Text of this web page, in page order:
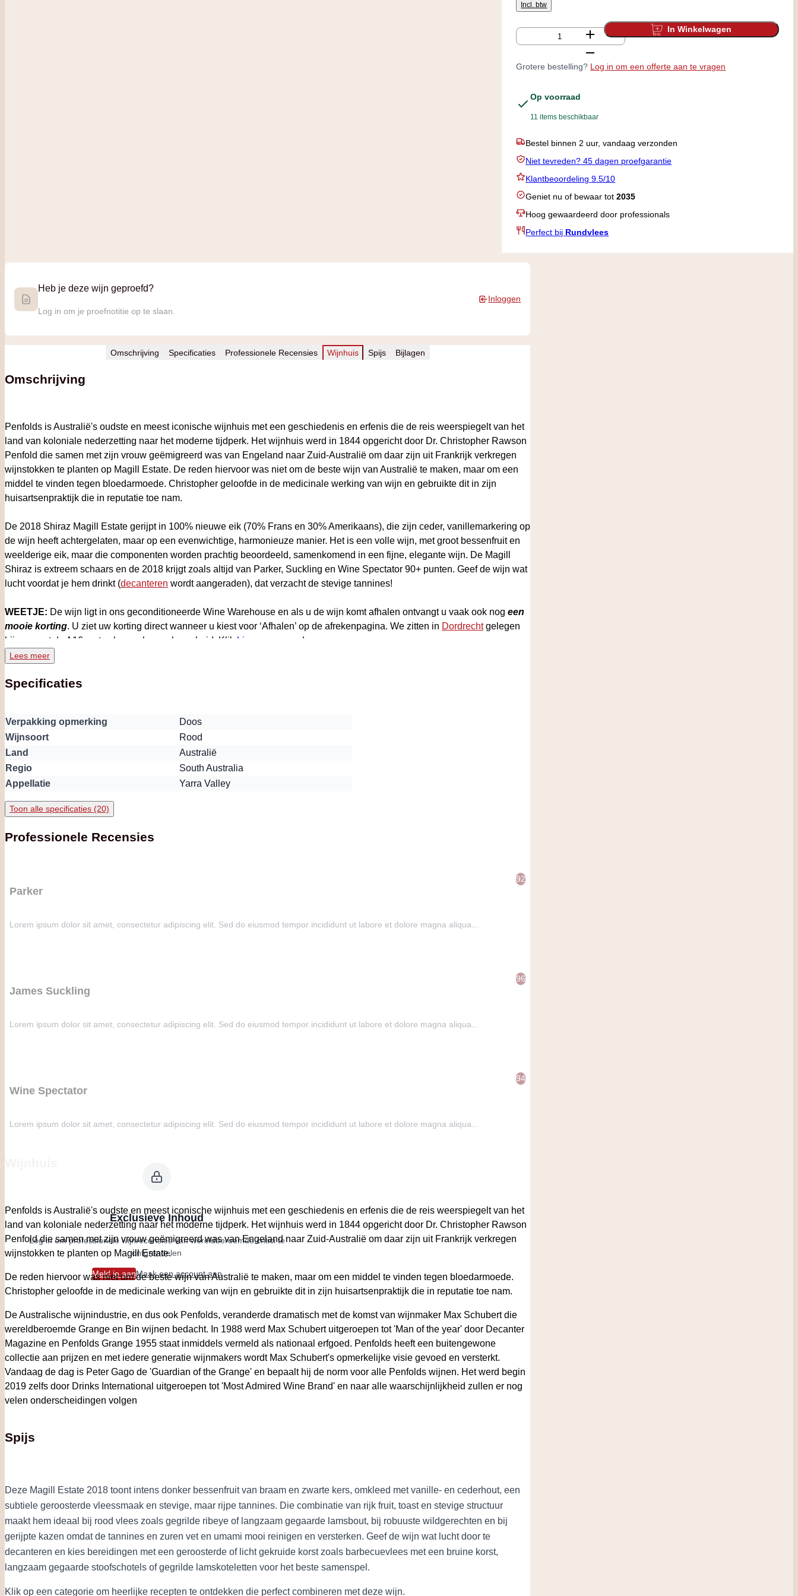
Incl. btw
Aantal In Winkelwagen
Grotere bestelling? Log in om een offerte aan te vragen
Op voorraad
11 items beschikbaar
Vandaag afhalen in onze winkel tot 17:00
Niet tevreden? 45 dagen proefgarantie
Klantbeoordeling 9.5/10
Geniet nu of bewaar tot2035
Hoog gewaardeerd door professionals
Perfect bij Rundvlees
Heb je deze wijn geproefd?
Log in om je proefnotitie op te slaan.
Inloggen
Omschrijving Specificaties Professionele Recensies Wijnhuis Spijs Bijlagen
Omschrijving
Penfolds is Australië's oudste en meest iconische wijnhuis met een geschiedenis en erfenis die de reis weerspiegelt van het
land van koloniale nederzetting naar het moderne tijdperk. Het wijnhuis werd in 1844 opgericht door Dr. Christopher Rawson
Penfold die samen met zijn vrouw geëmigreerd was van Engeland naar Zuid-Australië om daar zijn uit Frankrijk verkregen
wijnstokken te planten op Magill Estate. De reden hiervoor was niet om de beste wijn van Australië te maken, maar om een
middel te vinden tegen bloedarmoede. Christopher geloofde in de medicinale werking van wijn en gebruikte dit in zijn
huisartsenpraktijk die in reputatie toe nam.
De 2018 Shiraz Magill Estate gerijpt in 100% nieuwe eik (70% Frans en 30% Amerikaans), die zijn ceder, vanillemarkering op
de wijn heeft achtergelaten, maar op een evenwichtige, harmonieuze manier. Het is een volle wijn, met groot bessenfruit en
weelderige eik, maar die componenten worden prachtig beoordeeld, samenkomend in een fijne, elegante wijn. De Magill
Shiraz is extreem schaars en de 2018 krijgt zoals altijd van Parker, Suckling en Wine Spectator 90+ punten. Geef de wijn wat
lucht voordat je hem drinkt (decanteren wordt aangeraden), dat verzacht de stevige tannines!
WEETJE: De wijn ligt in ons geconditioneerde Wine Warehouse en als u de wijn komt afhalen ontvangt u vaak ook nog een
mooie korting. U ziet uw korting direct wanneer u kiest voor ‘Afhalen’ op de afrekenpagina. We zitten in Dordrechtgelegen
bijna naast de A16 met volop parkeergelegenheid. Klik hier voor ons adres.
Lees meer
Specificaties
Verpakking opmerking
Doos
Wijnsoort
Rood
Land
Australië
Regio
South Australia
Appellatie
Yarra Valley
Toon alle specificaties (20)
Professionele Recensies
Parker
92
Lorem ipsum dolor sit amet, consectetur adipiscing elit. Sed do eiusmod tempor incididunt ut labore et dolore magna aliqua...
James Suckling
96
Lorem ipsum dolor sit amet, consectetur adipiscing elit. Sed do eiusmod tempor incididunt ut labore et dolore magna aliqua...
Wine Spectator
94
Lorem ipsum dolor sit amet, consectetur adipiscing elit. Sed do eiusmod tempor incididunt ut labore et dolore magna aliqua...
Exclusieve Inhoud
Log in om professionele wijnrecensies van wereldberoemde critici te
ontgrendelen
Meld je aanMaak een account aan
Penfolds is Australië's oudste en meest iconische wijnhuis met een geschiedenis en erfenis die de reis weerspiegelt van het
land van koloniale nederzetting naar het moderne tijdperk. Het wijnhuis werd in 1844 opgericht door Dr. Christopher Rawson
Penfold die samen met zijn vrouw geëmigreerd was van Engeland naar Zuid-Australië om daar zijn uit Frankrijk verkregen
wijnstokken te planten op Magill Estate.
De reden hiervoor was niet om de beste wijn van Australië te maken, maar om een middel te vinden tegen bloedarmoede.
Christopher geloofde in de medicinale werking van wijn en gebruikte dit in zijn huisartsenpraktijk die in reputatie toe nam.
De Australische wijnindustrie, en dus ook Penfolds, veranderde dramatisch met de komst van wijnmaker Max Schubert die
wereldberoemde Grange en Bin wijnen bedacht. In 1988 werd Max Schubert uitgeroepen tot 'Man of the year' door Decanter
Magazine en Penfolds Grange 1955 staat inmiddels vermeld als nationaal erfgoed. Penfolds heeft een buitengewone
collectie aan prijzen en met iedere generatie wijnmakers wordt Max Schubert's opmerkelijke visie gevoed en versterkt.
Vandaag de dag is Peter Gago de 'Guardian of the Grange' en bepaalt hij de norm voor alle Penfolds wijnen. Het werd begin
2019 zelfs door Drinks International uitgeroepen tot 'Most Admired Wine Brand' en naar alle waarschijnlijkheid zullen er nog
velen onderscheidingen volgen
Spijs
Deze Magill Estate 2018 toont intens donker bessenfruit van braam en zwarte kers, omkleed met vanille- en cederhout, een
subtiele geroosterde vleessmaak en stevige, maar rijpe tannines. Die combinatie van rijk fruit, toast en stevige structuur
maakt hem ideaal bij rood vlees zoals gegrilde ribeye of langzaam gegaarde lamsbout, bij robuuste wildgerechten en bij
gerijpte kazen omdat de tannines en zuren vet en umami mooi reinigen en versterken. Geef de wijn wat lucht door te
decanteren en kies bereidingen met een geroosterde of licht gekruide korst zoals barbecuevlees met een bruine korst,
langzaam gegaarde stoofschotels of gegrilde lamskoteletten voor het beste samenspel.
Klik op een categorie om heerlijke recepten te ontdekken die perfect combineren met deze wijn.